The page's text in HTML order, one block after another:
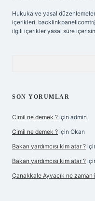
Hukuka ve yasal
içerikleri,
ilgili içerikler yasal süre
SON YORUMLAR
Cimil ne demek ? için admin
Cimil ne demek ? için Okan
Bakan yardımcısı kim atar ?
Bakan yardımcısı kim atar ?
Çanakkale Ayvacık ne zaman